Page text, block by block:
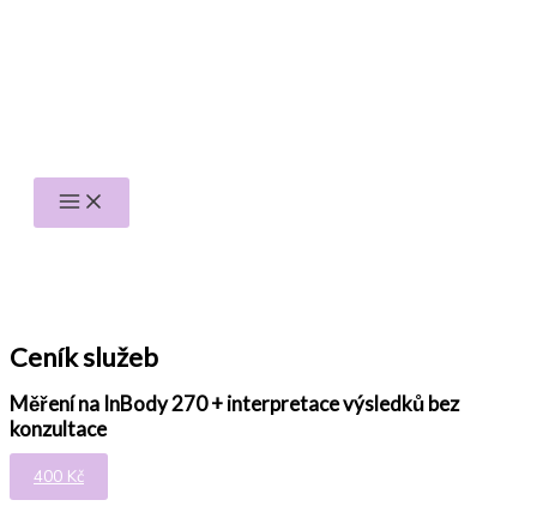
Ceník služeb
Měření na InBody 270 + interpretace výsledků bez
konzultace
400 Kč